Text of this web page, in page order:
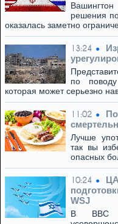
решения
оказалась заметно
13:24
по
которая может серьезно
11:02
Лучше
так вы
опасных
10:24
WSJ
В ВВС